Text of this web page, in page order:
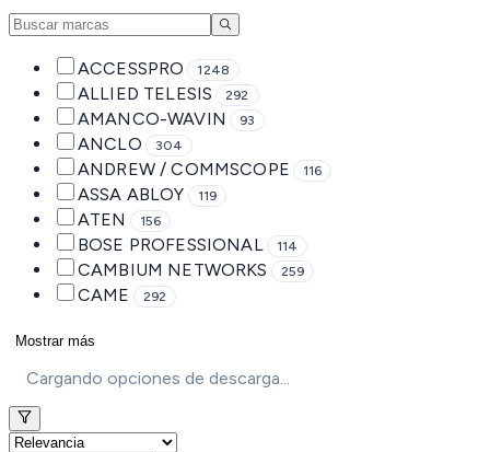
ACCESSPRO 1248
ALLIED TELESIS 292
AMANCO-WAVIN 93
ANCLO 304
ANDREW / COMMSCOPE 116
ASSA ABLOY 119
ATEN 156
BOSE PROFESSIONAL 114
CAMBIUM NETWORKS 259
CAME 292
Mostrar más
Cargando opciones de descarga...